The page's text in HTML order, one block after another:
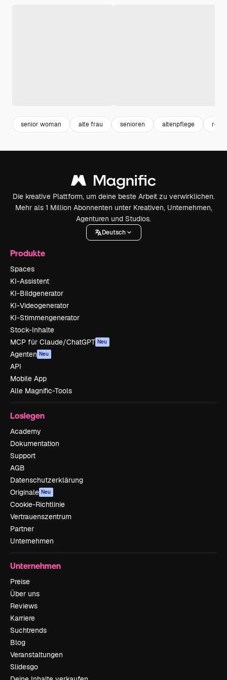
senior woman alte frau senioren altenpflege
Die kreative Plattform, um deine beste Arbeit zu verwirklichen.
Mehr als 1 Million Abonnenten unter Kreativen, Unternehmen,
Agenturen und Studios.
Deutsch
Produkte
Spaces
KI-Assistent
KI-Bildgenerator
KI-Videogenerator
KI-Stimmengenerator
Stock-Inhalte
MCP für Claude/ChatGPT Neu
Agenten Neu
API
Mobile App
Alle Magnific-Tools
Loslegen
Academy
Dokumentation
Support
AGB
Datenschutzerklärung
Originale Neu
Cookie-Richtlinie
Vertrauenszentrum
Partner
Unternehmen
Unternehmen
Preise
Über uns
Reviews
Karriere
Suchtrends
Blog
Veranstaltungen
Slidesgo